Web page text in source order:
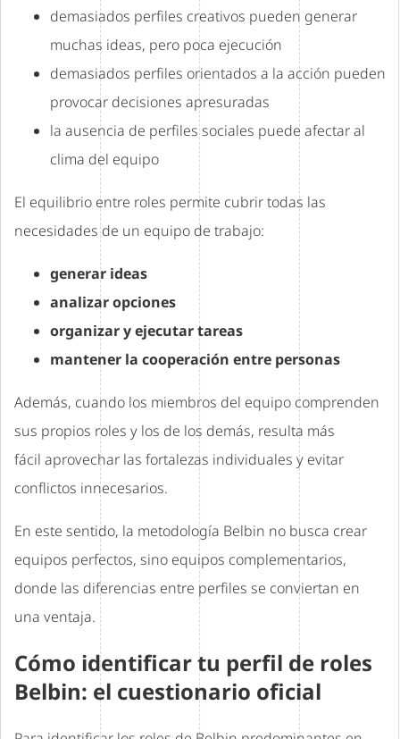
demasiados perfiles creativos pueden generar
muchas ideas, pero poca ejecución
demasiados perfiles orientados a la acción pueden
provocar decisiones apresuradas
la ausencia de perfiles sociales puede afectar al
clima del equipo
El equilibrio entre roles permite cubrir todas las
necesidades de un equipo de trabajo:
generar ideas
analizar opciones
organizar y ejecutar tareas
mantener la cooperación entre personas
Además, cuando los miembros del equipo comprenden
sus propios roles y los de los demás, resulta más
fácil aprovechar las fortalezas individuales y evitar
conflictos innecesarios.
En este sentido, la metodología Belbin no busca crear
equipos perfectos, sino equipos complementarios,
donde las diferencias entre perfiles se conviertan en
una ventaja.
Cómo identificar tu perfil de roles
Belbin: el cuestionario oficial